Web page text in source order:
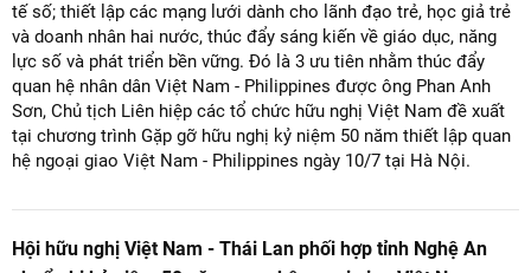
tế số; thiết lập các mạng lưới dành cho lãnh đạo trẻ, học giả trẻ
và doanh nhân hai nước, thúc đẩy sáng kiến về giáo dục, năng
lực số và phát triển bền vững. Đó là 3 ưu tiên nhằm thúc đẩy
quan hệ nhân dân Việt Nam - Philippines được ông Phan Anh
Sơn, Chủ tịch Liên hiệp các tổ chức hữu nghị Việt Nam đề xuất
tại chương trình Gặp gỡ hữu nghị kỷ niệm 50 năm thiết lập quan
hệ ngoại giao Việt Nam - Philippines ngày 10/7 tại Hà Nội.
Hội hữu nghị Việt Nam - Thái Lan phối hợp tỉnh Nghệ An